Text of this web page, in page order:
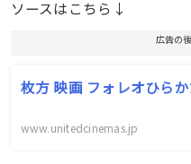
ソースはこちら↓
広告の
枚方 映画 フォレオひら
www.unitedcinemas.jp